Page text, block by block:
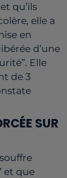
qu’ils
elle a
en
d’une
Elle
de 3
SUR
et que